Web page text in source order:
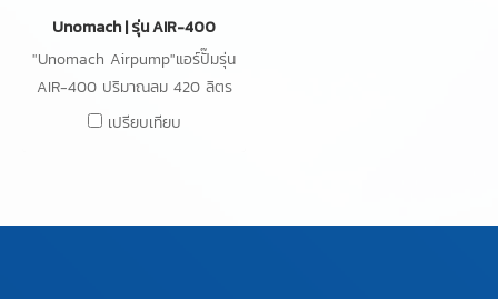
Unomach | รุ่น AIR-400
"Unomach Airpump"แอร์ปั๊มรุ่น
AIR-400 ปริมาณลม 420 ลิตร
ต่อนาที ความดัน 20kPa กำลังไฟ
เปรียบเทียบ